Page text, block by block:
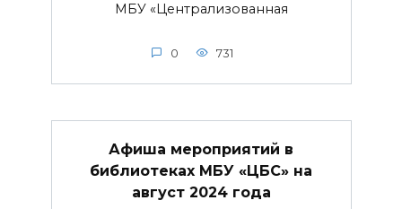
МБУ «Централизованная
0 731
Афиша мероприятий в
библиотеках МБУ «ЦБС» на
август 2024 года